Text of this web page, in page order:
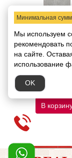
Кварцвинил
Arriba
дымчатый
mm
Код товара:
2080.00 руб.
В
Минимальная
Мы используем
рекомендовать
на сайте.
использование
OK